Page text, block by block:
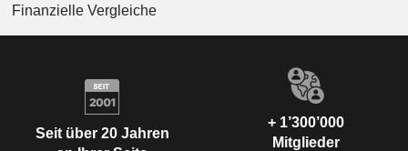
Finanzielle Vergleiche
Seit über 20 Jahren
+ 1’300’000
Mitglieder